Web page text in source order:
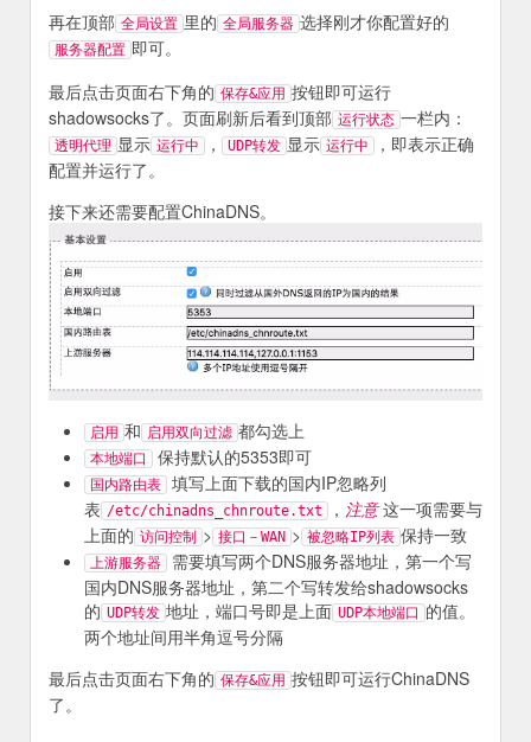
再在顶部 全局设置 里的 全局服务器 选择刚才你配置好的
服务器配置 即可。
最后点击页面右下角的 保存&应用 按钮即可运行
shadowsocks了。页面刷新后看到顶部 运行状态 一栏内：
透明代理 显示 运行中 ， UDP转发 显示 运行中
，即表示正确
配置并运行了。
接下来还需要配置ChinaDNS。
启用 和 启用双向过滤 都勾选上
本地端口 保持默认的5353即可
国内路由表
填写上面下载的国内IP忽略列
表 /etc/chinadns_chnroute.txt ， 注意这一项需要与
上面的 访问控制 > 接口－WAN > 被忽略IP列表 保持一致
上游服务器
需要填写两个DNS服务器地址，第一个写
国内DNS服务器地址，第二个写转发给shadowsocks
的 UDP转发 地址，端口号即是上面 UDP本地端口 的值。
两个地址间用半角逗号分隔
最后点击页面右下角的 保存&应用 按钮即可运行ChinaDNS
了。